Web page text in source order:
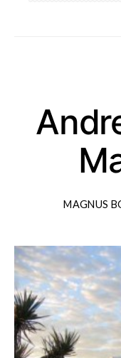
MAGNUS